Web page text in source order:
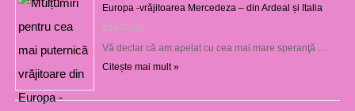
Europa -vrăjitoarea Mercedeza – din Ardeal și Italia
23/07/2026
Vă declar că am apelat cu cea mai mare speranţă …
Citește mai mult »